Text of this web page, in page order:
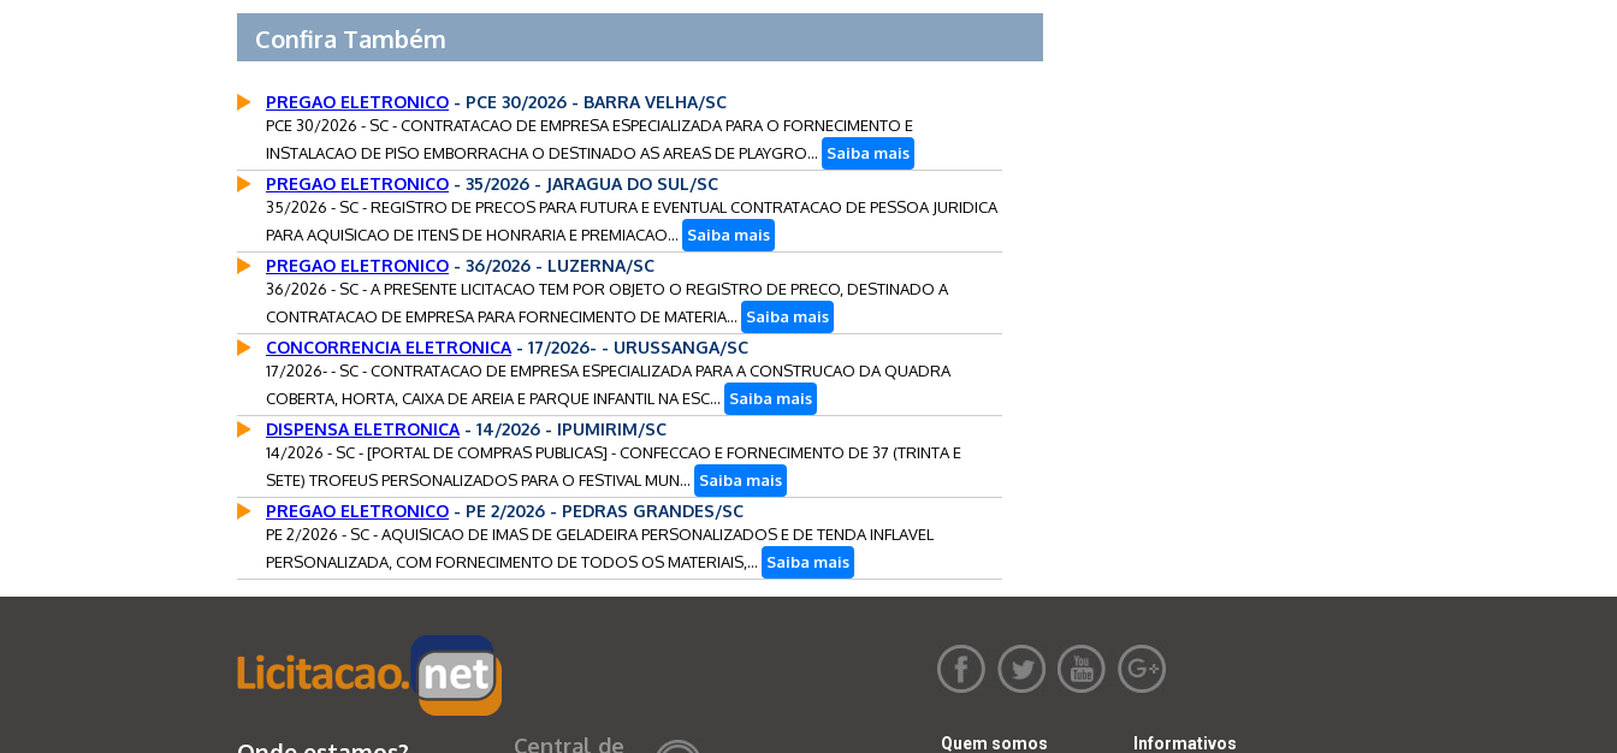
Confira Também
PREGAO ELETRONICO - PCE 30/2026 - BARRA VELHA/SC
PCE 30/2026 - SC - CONTRATACAO DE EMPRESA ESPECIALIZADA PARA O FORNECIMENTO E
INSTALACAO DE PISO EMBORRACHA O DESTINADO AS AREAS DE PLAYGRO... Saiba mais
PREGAO ELETRONICO - 35/2026 - JARAGUA DO SUL/SC
35/2026 - SC - REGISTRO DE PRECOS PARA FUTURA E EVENTUAL CONTRATACAO DE PESSOA JURIDICA
PARA AQUISICAO DE ITENS DE HONRARIA E PREMIACAO... Saiba mais
PREGAO ELETRONICO - 36/2026 - LUZERNA/SC
36/2026 - SC - A PRESENTE LICITACAO TEM POR OBJETO O REGISTRO DE PRECO, DESTINADO A
CONTRATACAO DE EMPRESA PARA FORNECIMENTO DE MATERIA... Saiba mais
CONCORRENCIA ELETRONICA - 17/2026- - URUSSANGA/SC
17/2026- - SC - CONTRATACAO DE EMPRESA ESPECIALIZADA PARA A CONSTRUCAO DA QUADRA
COBERTA, HORTA, CAIXA DE AREIA E PARQUE INFANTIL NA ESC... Saiba mais
DISPENSA ELETRONICA - 14/2026 - IPUMIRIM/SC
14/2026 - SC - [PORTAL DE COMPRAS PUBLICAS] - CONFECCAO E FORNECIMENTO DE 37 (TRINTA E
SETE) TROFEUS PERSONALIZADOS PARA O FESTIVAL MUN... Saiba mais
PREGAO ELETRONICO - PE 2/2026 - PEDRAS GRANDES/SC
PE 2/2026 - SC - AQUISICAO DE IMAS DE GELADEIRA PERSONALIZADOS E DE TENDA INFLAVEL
PERSONALIZADA, COM FORNECIMENTO DE TODOS OS MATERIAIS,... Saiba mais
Central de Quem somos Informativos